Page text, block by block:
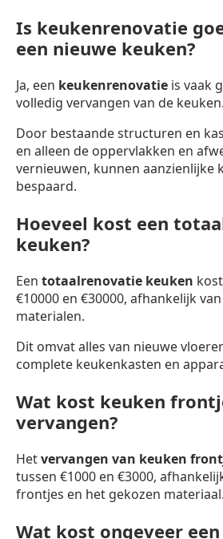
Is keukenrenovatie
een nieuwe keuken?
Ja, een keukenrenovatie is vaak
volledig vervangen van de keuken.
Door bestaande structuren en
en alleen de oppervlakken en
vernieuwen, kunnen aanzienlijke
bespaard.
Hoeveel kost een
keuken?
Een totaalrenovatie keuken
€10000 en €30000, afhankelijk
materialen.
Dit omvat alles van nieuwe
complete keukenkasten en
Wat kost keuken
vervangen?
Hetvervangen van keuken
tussen €1000 en €3000,
frontjes en het gekozen materiaal.
Wat kost ongeveer